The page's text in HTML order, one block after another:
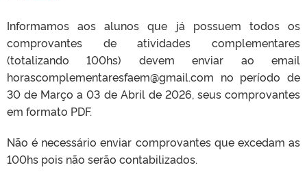
Informamos aos alunos que já possuem todos os
comprovantes de atividades complementares
(totalizando 100hs) devem enviar ao email
horascomplementaresfaem@gmail.com no período de
30 de Março a 03 de Abril de 2026, seus comprovantes
em formato PDF.
Não é necessário enviar comprovantes que excedam as
100hs pois não serão contabilizados.